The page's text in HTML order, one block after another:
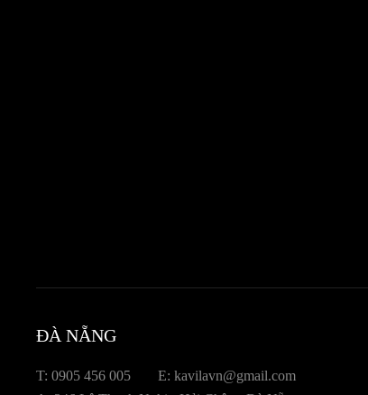
ĐÀ NẴNG
T: 0905 456 005
E: kavilavn@gmail.com